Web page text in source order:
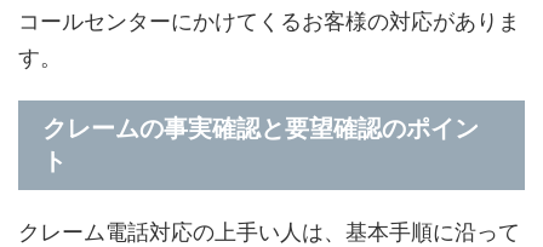
コールセンターにかけてくるお客様の対応がありま
す。
クレームの事実確認と要望確認のポイン
ト
クレーム電話対応の上手い人は、基本手順に沿って